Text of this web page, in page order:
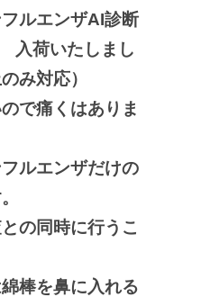
ルエンザAI診断
荷いたしまし
み対応）
で痛くはありま
ルエンザだけの
の同時に行うこ
綿棒を鼻に入れる